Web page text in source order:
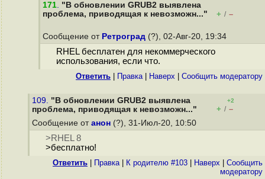
171. "В обновлении GRUB2 выявлена
проблема, приводящая к невозможн..."
+ / –
Сообщение от Ретроград (?), 02-Авг-20, 19:34
RHEL бесплатен для некоммерческого
использования, если что.
Ответить Правка| Наверх Cообщить модератору
109. "В обновлении GRUB2 выявлена
проблема, приводящая к невозможн..."
+2
+ / –
Сообщение от анон (?), 31-Июл-20, 10:50
>RHEL 8
>бесплатно!
Ответить Правка| К родителю #103 Наверх
Cообщить
модератору